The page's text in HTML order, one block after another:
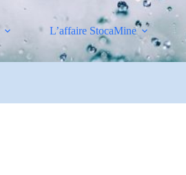
L’affaire StocaMine